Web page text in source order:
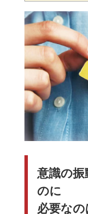
意識の
のに
必要な